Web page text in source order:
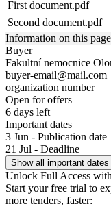
First document.pdf
Second document.pdf
Information on this
Buyer
Fakultní nemocnice
buyer-email@mail.com
organization number
Open for offers
6 days left
Important dates
3 Jun - Publication date
21 Jul - Deadline
Show all important dates
Unlock Full Access
Start your free trial to
more tenders, faster: